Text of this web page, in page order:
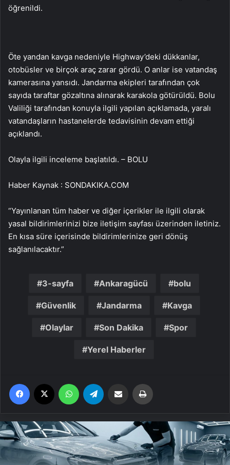
öğrenildi.
Öte yandan kavga nedeniyle Highway’deki dükkanlar,
otobüsler ve birçok araç zarar gördü. O anlar ise vatandaş
kamerasına yansıdı. Jandarma ekipleri tarafından çok
sayıda taraftar gözaltına alınarak karakola götürüldü. Bolu
Valiliği tarafından konuyla ilgili yapılan açıklamada, yaralı
vatandaşların hastanelerde tedavisinin devam ettiği
açıklandı.
Olayla ilgili inceleme başlatıldı. – BOLU
Haber Kaynak : SONDAKIKA.COM
“Yayınlanan tüm haber ve diğer içerikler ile ilgili olarak
yasal bildirimlerinizi bize iletişim sayfası üzerinden iletiniz.
En kısa süre içerisinde bildirimlerinize geri dönüş
sağlanılacaktır.”
3-sayfa Ankaragücü bolu
Güvenlik Jandarma Kavga
Olaylar Son Dakika Spor
Yerel Haberler
Facebook WhatsApp Email'den paylaş